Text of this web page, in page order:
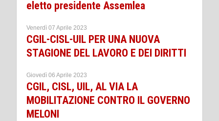
eletto presidente Assemlea
Venerdì 07 Aprile 2023
CGIL-CISL-UIL PER UNA NUOVA
STAGIONE DEL LAVORO E DEI DIRITTI
Giovedì 06 Aprile 2023
CGIL, CISL, UIL, AL VIA LA
MOBILITAZIONE CONTRO IL GOVERNO
MELONI